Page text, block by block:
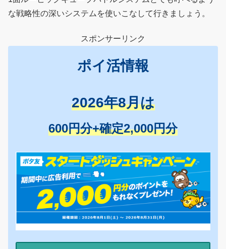
な戦略性の深いシステムを使いこなして行きましょう。
スポンサーリンク
ポイ活情報
2026年8月は
600円分+確定2,000円分